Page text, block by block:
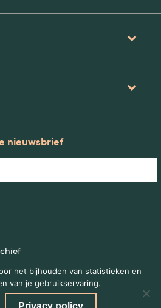
nieuwsbrief
het bijhouden van statistieken en
van je gebruikservaring.
Privacy policy